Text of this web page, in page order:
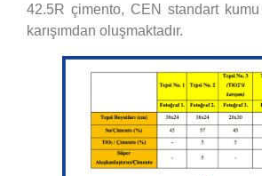
42.5R çimento, CEN standart
karışımdan oluşmaktadır.